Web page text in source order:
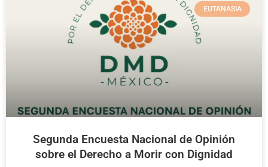
EUTANASIA
Segunda Encuesta Nacional de Opinión
sobre el Derecho a Morir con Dignidad